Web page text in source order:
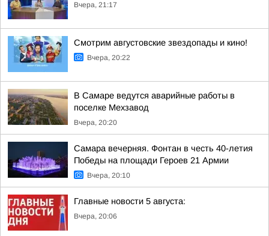
Вчера, 21:17
Смотрим августовские звездопады и кино!
Вчера, 20:22
В Самаре ведутся аварийные работы в
поселке Мехзавод
Вчера, 20:20
Самара вечерняя. Фонтан в честь 40-летия
Победы на площади Героев 21 Армии
Вчера, 20:10
Главные новости 5 августа:
Вчера, 20:06